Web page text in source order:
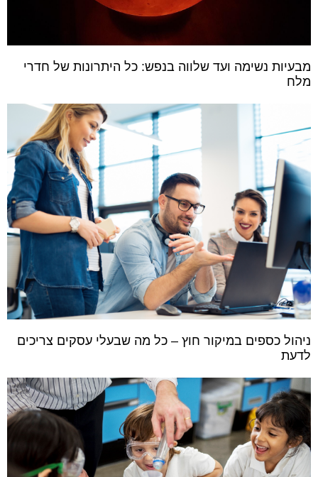
מבעיות נשימה ועד שלווה בנפש: כל היתרונות של חדרי
מלח
ניהול כספים במיקור חוץ – כל מה שבעלי עסקים צריכים
לדעת